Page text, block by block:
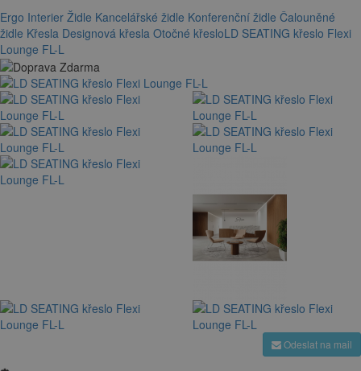
Ergo Interier Židle Kancelářské židle Konferenční židle Čalouněné
židle Křesla Designová křesla Otočné křesloLD SEATING křeslo Flexi
Lounge FL-L
Odeslat na mail